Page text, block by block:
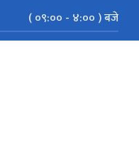
( ०९:०० - ४:०० ) बजे